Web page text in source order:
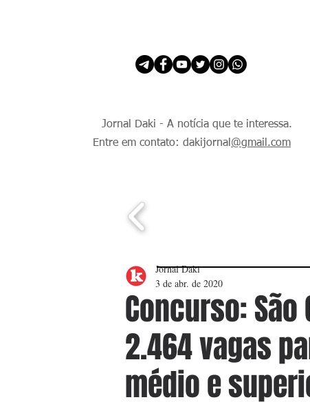
Jornal Daki - A notícia que te interessa.
Entre em contato: dakijornal @gmail.com
Concurso:
2.464 vagas
médio e
Jornal Daki
3 de abr. de 2020